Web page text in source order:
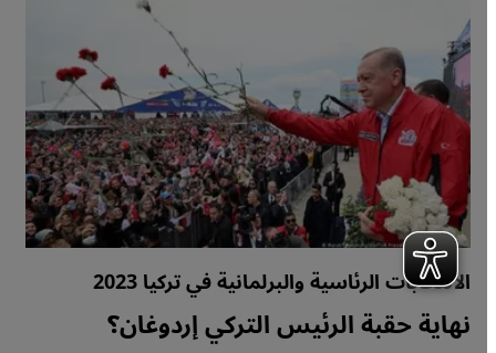
الانتخابات الرئاسية والبرلمانية في تركيا 2023
نهاية حقبة الرئيس التركي إردوغان؟